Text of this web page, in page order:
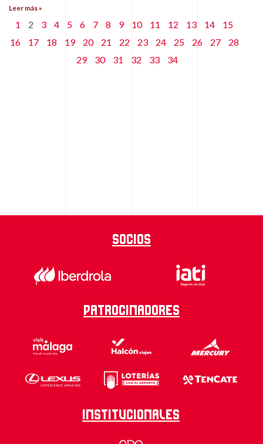
Leer más »
1 2 3 4 5 6 7 8 9 10 11 12 13 14
15
16
17 18 19 20 21 22 23 24 25 26 27
28
29
30 31 32 33 34
Socios
Patrocinadores
Institucionales